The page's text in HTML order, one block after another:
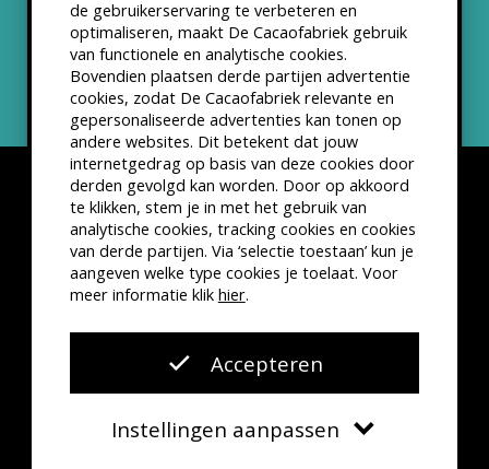
de gebruikerservaring te verbeteren en
optimaliseren, maakt De Cacaofabriek gebruik
van functionele en analytische cookies.
Bovendien plaatsen derde partijen advertentie
cookies, zodat De Cacaofabriek relevante en
gepersonaliseerde advertenties kan tonen op
andere websites. Dit betekent dat jouw
internetgedrag op basis van deze cookies door
derden gevolgd kan worden. Door op akkoord
te klikken, stem je in met het gebruik van
analytische cookies, tracking cookies en cookies
van derde partijen. Via ‘selectie toestaan’ kun je
aangeven welke type cookies je toelaat. Voor
meer informatie klik hier.
Accepteren
Instellingen aanpassen
Nieuwsbrief
Disclaimer Privacyverklaring
Kleine lettertjes
VSCD Bezoekersvoorwaarden
Website doorThe Cre8ion.Lab